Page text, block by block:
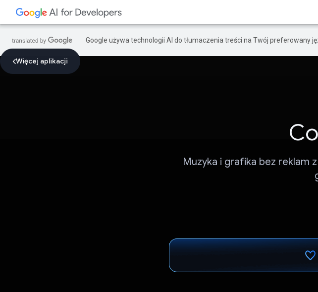
Google używa technologii AI do tłumaczenia treści na Twój preferowany
Więcej aplikacji
Muzyka i grafika bez reklam